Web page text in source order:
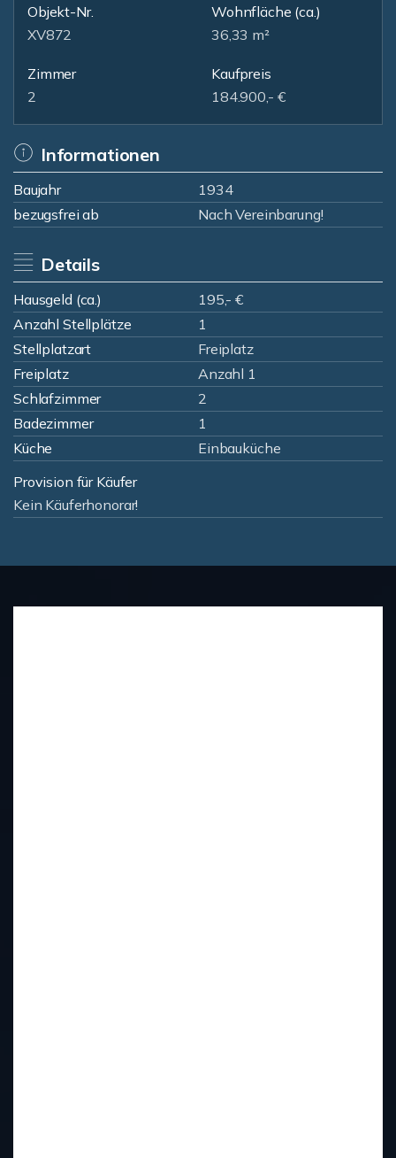
Objekt-Nr.
XV872
Wohnfläche (ca.)
36,33 m²
Zimmer
2
Kaufpreis
184.900,- €
Informationen
Baujahr
1934
bezugsfrei ab
Nach Vereinbarung!
Details
Hausgeld (ca.)
195,- €
Anzahl Stellplätze
1
Stellplatzart
Freiplatz
Freiplatz
Anzahl 1
Schlafzimmer
2
Badezimmer
1
Küche
Einbauküche
Provision für Käufer
Kein Käuferhonorar!